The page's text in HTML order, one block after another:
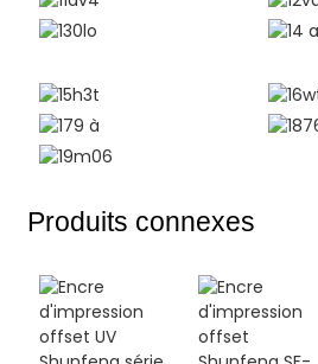
Produits connexes